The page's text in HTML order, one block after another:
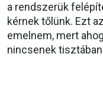
a rendszerük
kérnek tőlünk. Ezt
emelnem, mert
nincsenek